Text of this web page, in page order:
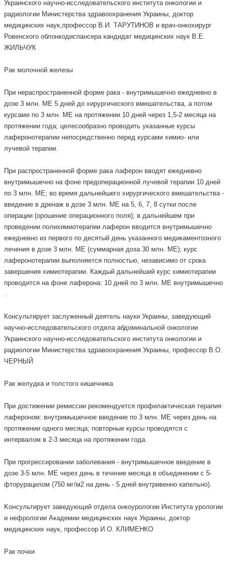
Украинского научно-исследовательского института онкологии и
радиологии Министерства здравоохранения Украины, доктор
медицинских наук,профессор В.И. ТАРУТИНОВ и врач-онкохирург
Ровенского облонкодиспансера кандидат медицинских наук В.Е.
ЖИЛЬЧУК
Рак молочной железы
При нераспространенной форме рака - внутримышечно ежедневно в
дозе 3 млн. МЕ 5 дней до хирургического вмешательства, а потом
курсами по 3 млн. МЕ на протяжении 10 дней через 1,5-2 месяца на
протяжении года; целесообразно проводить указанные курсы
лаферонотерапии непосредственно перед курсами химио- или
лучевой терапии.
При распространенной форме рака лаферон вводят ежедневно
внутримышечно на фоне предоперационной лучевой терапии 10 дней
по 3 млн. МЕ; во время дальнейшего хирургического вмешательства -
введение в дренаж в дозе 3 млн. МЕ на 5, 6, 7, 8 сутки после
операции (орошение операционного поля); в дальнейшем при
проведении полихимиотерапии лаферон вводится внутримышечно
ежедневно из первого по десятый день указанного медикаментозного
лечения в дозе 3 млн. МЕ (суммарная доза 30 млн. МЕ); курс
лаферонотерапии выполняется полностью, независимо от срока
завершения химиотерапии. Каждый дальнейший курс химиотерапии
проводится на фоне лаферона: 10 дней по 3 млн. МЕ внутримышечно
.
Консультирует заслуженный деятель науки Украины, заведующий
научно-исследовательского отдела абдоминальной онкологии
Украинского научно-исследовательского института онкологии и
радиологии Министерства здравоохранения Украины, профессор В.О.
ЧЕРНЫЙ
Рак желудка и толстого кишечника
При достижении ремиссии рекомендуется профилактическая терапия
лафероном: внутримышечное введение по 3 млн. МЕ через день на
протяжении одного месяца; повторные курсы проводятся с
интервалом в 2-3 месяца на протяжении года.
При прогрессировании заболевания - внутримышечное введение в
дозе 3-5 млн. МЕ через день в течение месяца в объединении с 5-
фторурацилом (750 мг/м2 на день - 5 дней внутривенно капельно).
Kонсультирует заведующий отдела онкоурологии Института урологии
и нефрологии Академии медицинских наук Украины, доктор
медицинских наук, профессор И.О. КЛИМЕНКО
Рак почки